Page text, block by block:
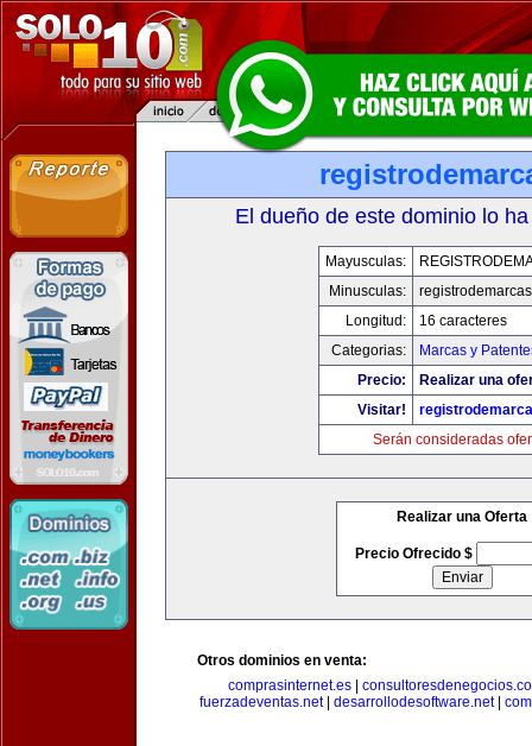
El dueño de este dominio lo
Mayusculas:
Minusculas:
Longitud:
16 caracteres
Categorias:
Marcas y
Precio:
Realizar una
Visitar!
Serán consideradas
Realizar una Oferta
Precio Ofrecido $
Otros dominios en venta:
comprasinternet.es|
fuerzadeventas.net| desarrollodesoftware.net|